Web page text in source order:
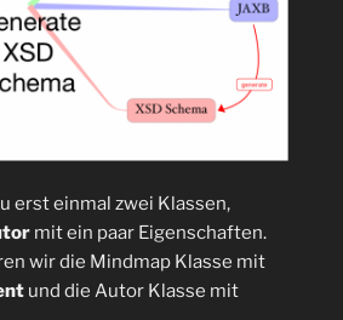
erst einmal zwei Klassen,
mit ein paar Eigenschaften.
wir die Mindmap Klasse mit
und die Autor Klasse mit